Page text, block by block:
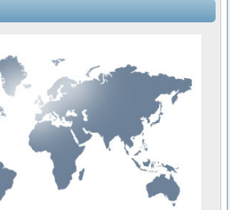
отклика импульсного радиолокационного
формирования уравнений состояния для
автоматизированного стенда для измерения
среды LabVIEW для построения картины
система для определения показателей
LabVIEW для управления источником
для снятия вольт-амперных характеристик
технологии: нано-, фемто-,
установка по измерению временных
лабораторный комплекс на базе
моделирования и оптимизации тепловой
прибор для исследования функциональных
возможности создания экономичного